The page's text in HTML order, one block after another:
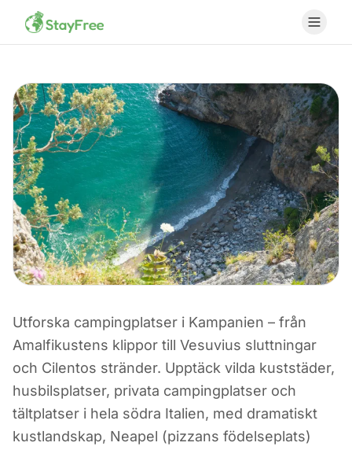
Camping i
Kampanien
Utforska campingplatser i Kampanien – från
Amalfikustens klippor till Vesuvius sluttningar
och Cilentos stränder. Upptäck vilda kuststäder,
husbilsplatser, privata campingplatser och
tältplatser i hela södra Italien, med dramatiskt
kustlandskap, Neapel (pizzans födelseplats)